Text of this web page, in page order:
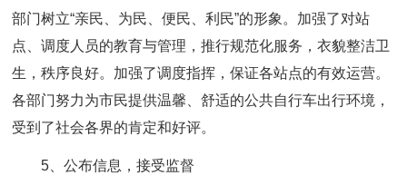
部门树立“亲民、为民、便民、利民”的形象。加强了对站
点、调度人员的教育与管理，推行规范化服务，衣貌整洁卫
生，秩序良好。加强了调度指挥，保证各站点的有效运营。
各部门努力为市民提供温馨、舒适的公共自行车出行环境，
受到了社会各界的肯定和好评。
5、公布信息，接受监督